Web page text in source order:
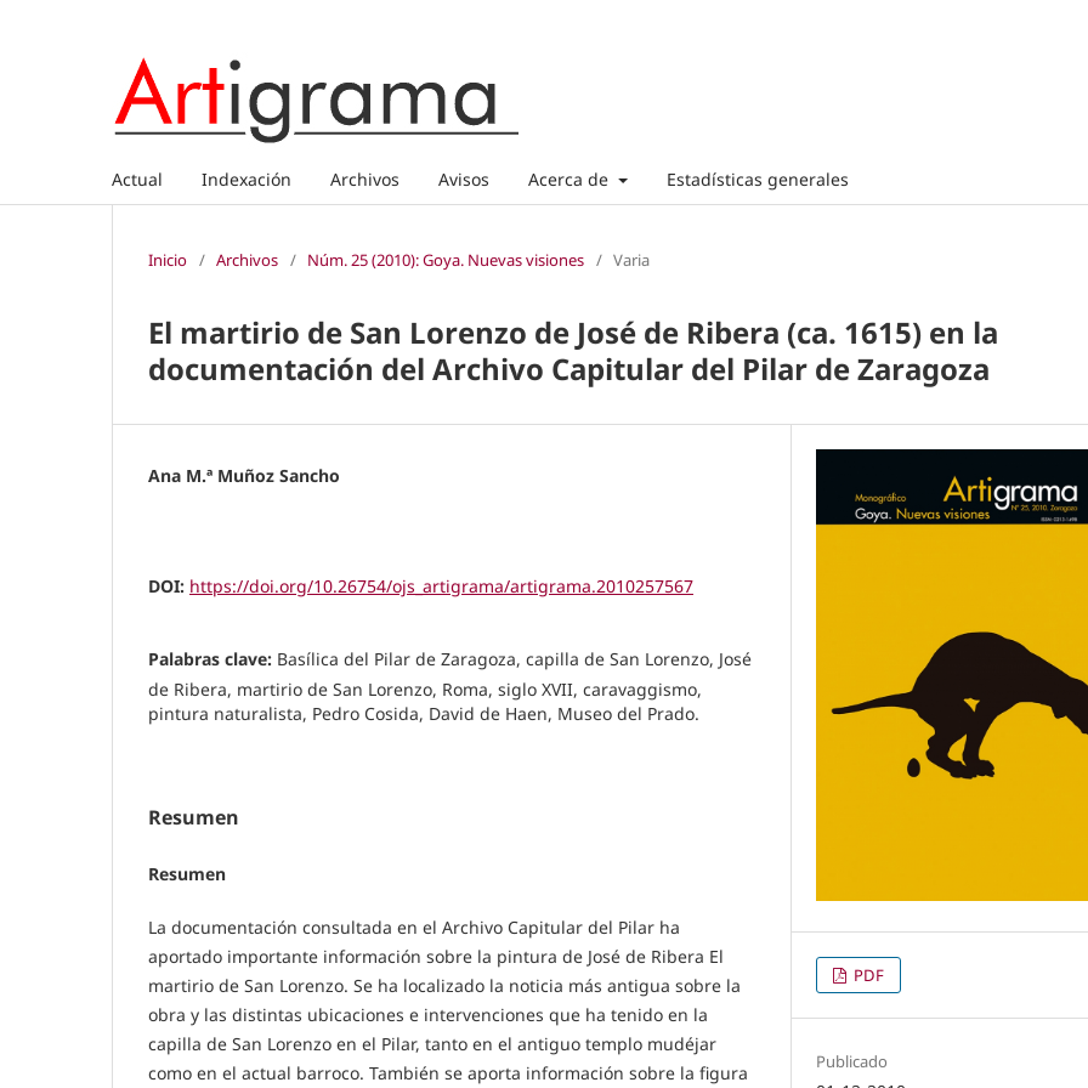
Actual Indexación Archivos Avisos Acerca de Estadísticas generales
Inicio / Archivos / Núm. 25 (2010): Goya. Nuevas visiones / Varia
El martirio de San Lorenzo de José de Ribera (ca. 1615) en la
documentación del Archivo Capitular del Pilar de Zaragoza
Ana M.ª Muñoz Sancho
DOI: https://doi.org/10.26754/ojs_artigrama/artigrama.2010257567
Palabras clave: Basílica del Pilar de Zaragoza, capilla de San Lorenzo, José
de Ribera, martirio de San Lorenzo, Roma, siglo XVII, caravaggismo,
pintura naturalista, Pedro Cosida, David de Haen, Museo del Prado.
Resumen
Resumen
La documentación consultada en el Archivo Capitular del Pilar ha
aportado importante información sobre la pintura de José de Ribera El
martirio de San Lorenzo. Se ha localizado la noticia más antigua sobre la
obra y las distintas ubicaciones e intervenciones que ha tenido en la
capilla de San Lorenzo en el Pilar, tanto en el antiguo templo mudéjar
como en el actual barroco. También se aporta información sobre la figura
PDF
Publicado